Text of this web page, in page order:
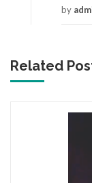
by
Related